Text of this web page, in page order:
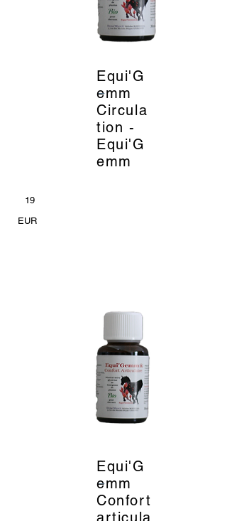
Equi'G
emm
Circula
tion -
Equi'G
emm
_
19
EUR
Equi'G
emm
Confort
articula
_